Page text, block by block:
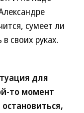
сумеет ли
своих руках.
для
то момент